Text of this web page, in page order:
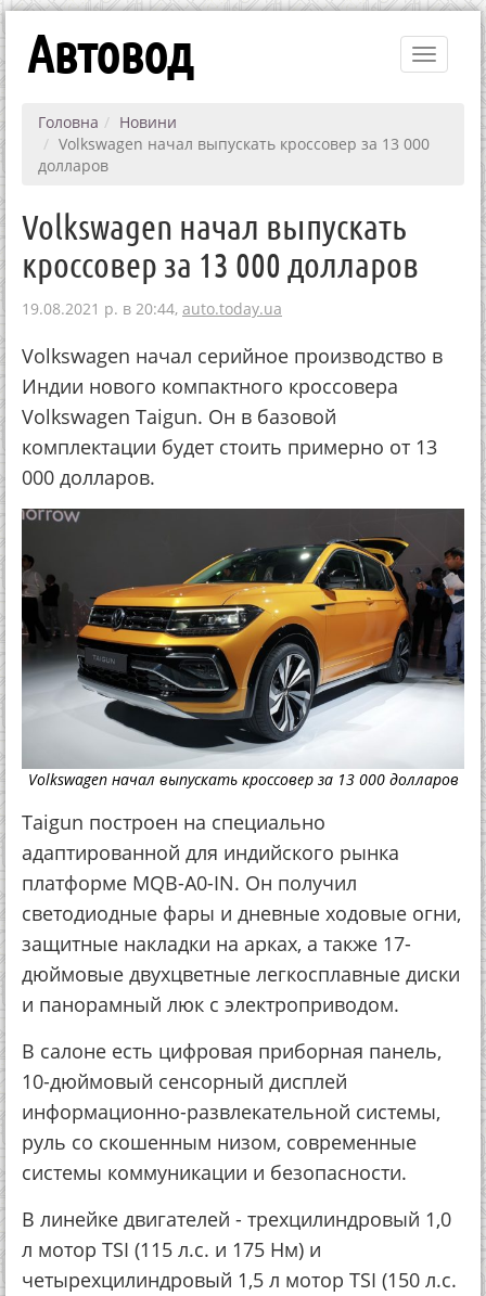
Toggle
Автовод
Головна
Новини
Volkswagen начал выпускать кроссовер за 13 000
долларов
Volkswagen начал выпускать
кроссовер за 13 000 долларов
19.08.2021 р. в 20:44, auto.today.ua
Volkswagen начал серийное производство в
Индии нового компактного кроссовера
Volkswagen Taigun. Он в базовой
комплектации будет стоить примерно от 13
000 долларов.
Volkswagen начал выпускать кроссовер за 13 000 долларов
Taigun построен на специально
адаптированной для индийского рынка
платформе MQB-A0-IN. Он получил
светодиодные фары и дневные ходовые огни,
защитные накладки на арках, а также 17-
дюймовые двухцветные легкосплавные диски
и панорамный люк с электроприводом.
В салоне есть цифровая приборная панель,
10-дюймовый сенсорный дисплей
информационно-развлекательной системы,
руль со скошенным низом, современные
системы коммуникации и безопасности.
В линейке двигателей - трехцилиндровый 1,0
л мотор TSI (115 л.с. и 175 Нм) и
четырехцилиндровый 1,5 л мотор TSI (150 л.с.